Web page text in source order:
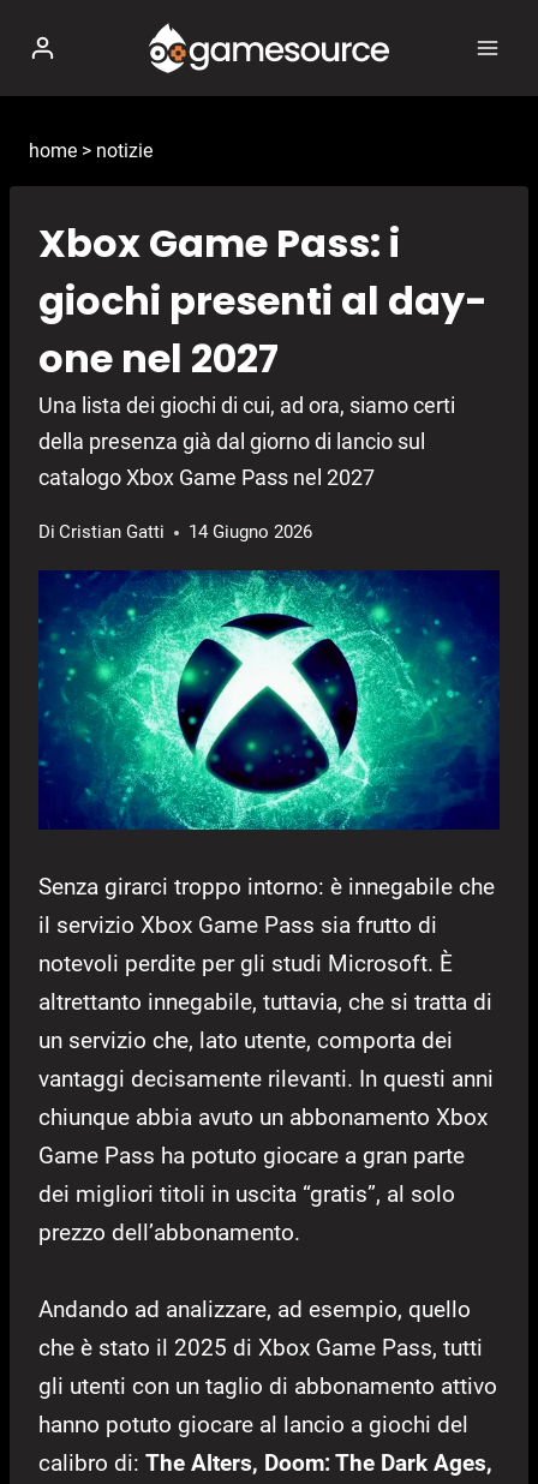
contenuto
home > notizie
Xbox Game Pass: i
giochi presenti al day-
one nel 2027
Una lista dei giochi di cui, ad ora, siamo certi
della presenza già dal giorno di lancio sul
catalogo Xbox Game Pass nel 2027
Di Cristian Gatti 14 Giugno 2026
Senza girarci troppo intorno: è innegabile che
il servizio Xbox Game Pass sia frutto di
notevoli perdite per gli studi Microsoft. È
altrettanto innegabile, tuttavia, che si tratta di
un servizio che, lato utente, comporta dei
vantaggi decisamente rilevanti. In questi anni
chiunque abbia avuto un abbonamento Xbox
Game Pass ha potuto giocare a gran parte
dei migliori titoli in uscita “gratis”, al solo
prezzo dell’abbonamento.
Andando ad analizzare, ad esempio, quello
che è stato il 2025 di Xbox Game Pass, tutti
gli utenti con un taglio di abbonamento attivo
hanno potuto giocare al lancio a giochi del
calibro di: The Alters, Doom: The Dark Ages,